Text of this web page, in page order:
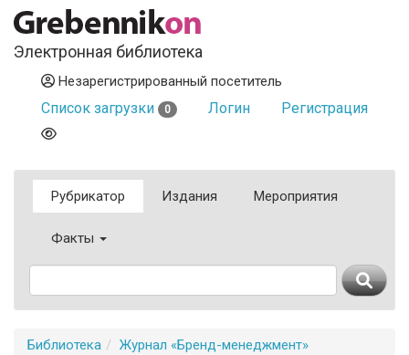
Электронная библиотека
Незарегистрированный посетитель
Список загрузки 0 Логин Регистрация
Рубрикатор Издания Мероприятия
Факты
Библиотека
Журнал «Бренд-менеджмент»